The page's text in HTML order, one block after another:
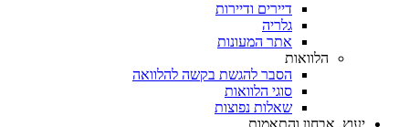
דיירים ודיירות
גלריה
אתר המעונות
הלוואות
הסבר להגשת בקשה להלוואה
סוגי הלוואות
שאלות נפוצות
יעוץ, אבחון והתאמות